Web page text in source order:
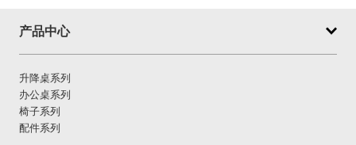
产品中心
升降桌系列
办公桌系列
椅子系列
配件系列